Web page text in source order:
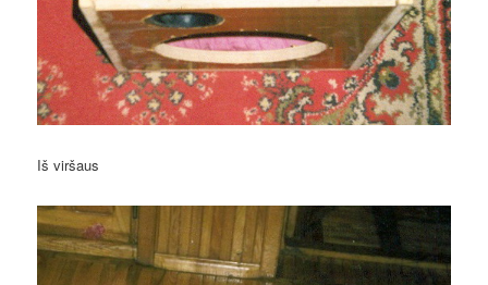
Iš viršaus